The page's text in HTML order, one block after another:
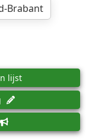
Brabant
lijst